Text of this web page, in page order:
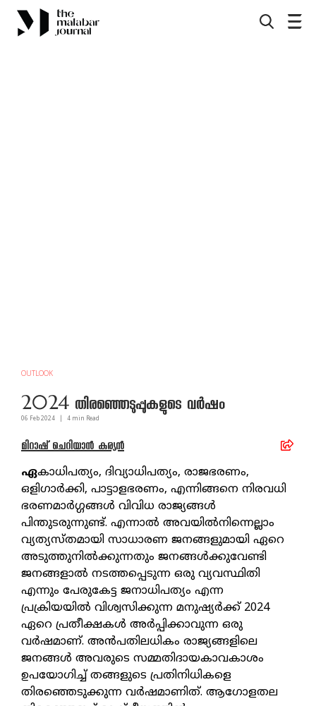
OUTLOOK
2024 തിരഞ്ഞെടുപ്പുകളുടെ വര്‍ഷം
06 Feb 2024 4 min Read
മിറാഷ് ചെറിയാൻ കുര്യൻ
ഏകാധിപത്യം, ദിവ്യാധിപത്യം, രാജഭരണം,
ഒളിഗാര്‍ക്കി, പാട്ടാളഭരണം, എന്നിങ്ങനെ നിരവധി
ഭരണമാര്‍ഗ്ഗങ്ങള്‍ വിവിധ രാജ്യങ്ങള്‍
പിന്തുടരുന്നുണ്ട്. എന്നാല്‍ അവയില്‍നിന്നെല്ലാം
വ്യത്യസ്തമായി സാധാരണ ജനങ്ങളുമായി ഏറെ
അടുത്തുനില്‍ക്കുന്നതും ജനങ്ങള്‍ക്കുവേണ്ടി
ജനങ്ങളാല്‍ നടത്തപ്പെടുന്ന ഒരു വ്യവസ്ഥിതി
എന്നും പേരുകേട്ട ജനാധിപത്യം എന്ന
പ്രക്രിയയില്‍ വിശ്വസിക്കുന്ന മനുഷ്യര്‍ക്ക് 2024
ഏറെ പ്രതീക്ഷകള്‍ അര്‍പ്പിക്കാവുന്ന ഒരു
വര്‍ഷമാണ്. അന്‍പതിലധികം രാജ്യങ്ങളിലെ
ജനങ്ങള്‍ അവരുടെ സമ്മതിദായകാവകാശം
ഉപയോഗിച്ച് തങ്ങളുടെ പ്രതിനിധികളെ
തിരഞ്ഞെടുക്കുന്ന വര്‍ഷമാണിത്. ആഗോളതല